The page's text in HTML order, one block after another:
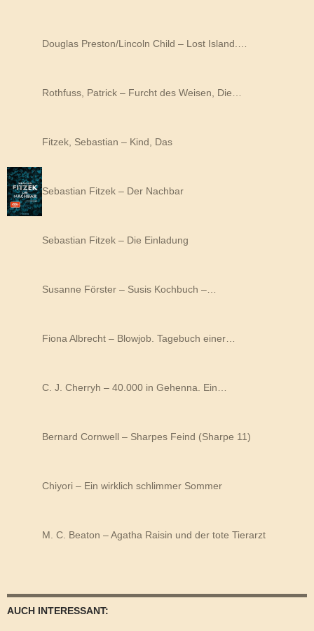
Douglas Preston/Lincoln Child – Lost Island.…
Rothfuss, Patrick – Furcht des Weisen, Die…
Fitzek, Sebastian – Kind, Das
Sebastian Fitzek – Der Nachbar
Sebastian Fitzek – Die Einladung
Susanne Förster – Susis Kochbuch –…
Fiona Albrecht – Blowjob. Tagebuch einer…
C. J. Cherryh – 40.000 in Gehenna. Ein…
Bernard Cornwell – Sharpes Feind (Sharpe 11)
Chiyori – Ein wirklich schlimmer Sommer
M. C. Beaton – Agatha Raisin und der tote Tierarzt
AUCH INTERESSANT: